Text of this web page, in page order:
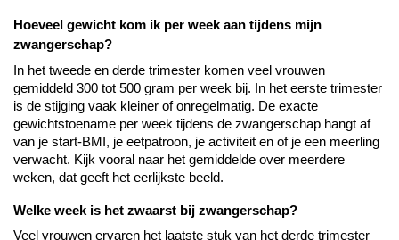
Hoeveel gewicht kom ik per week aan tijdens mijn
zwangerschap?
In het tweede en derde trimester komen veel vrouwen
gemiddeld 300 tot 500 gram per week bij. In het eerste trimester
is de stijging vaak kleiner of onregelmatig. De exacte
gewichtstoename per week tijdens de zwangerschap hangt af
van je start-BMI, je eetpatroon, je activiteit en of je een meerling
verwacht. Kijk vooral naar het gemiddelde over meerdere
weken, dat geeft het eerlijkste beeld.
Welke week is het zwaarst bij zwangerschap?
Veel vrouwen ervaren het laatste stuk van het derde trimester